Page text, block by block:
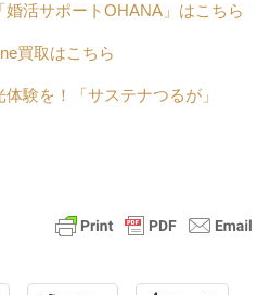
活サポートOHANA」はこちら
買取はこちら
験を！「サステナつるが」